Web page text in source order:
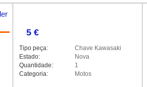
5 €
Tipo peça:
Chave Kawasaki
Estado:
Nova
Quantidade:
1
Categoria:
Motos